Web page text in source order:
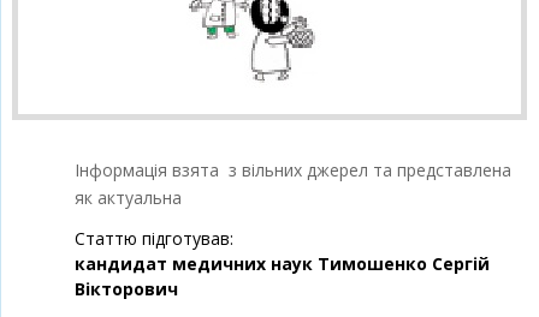
Інформація взята з вільних джерел та представлена
як актуальна
Статтю підготував:
кандидат медичних наук Тимошенко Сергій
Вікторович